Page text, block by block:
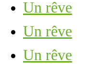
Un rêve
Un rêve
Un rêve